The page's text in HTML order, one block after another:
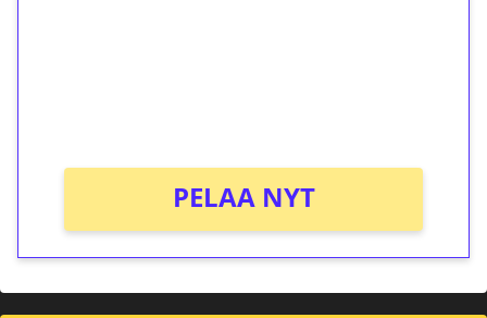
PELAA NYT